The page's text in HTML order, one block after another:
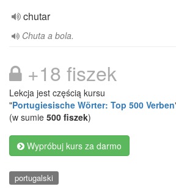
chutar
Chuta a bola.
+18 fiszek
Lekcja jest częścią kursu
"Portugiesische Wörter: Top 500 Verben
(w sumie 500 fiszek)
Wypróbuj kurs za darmo
portugalski